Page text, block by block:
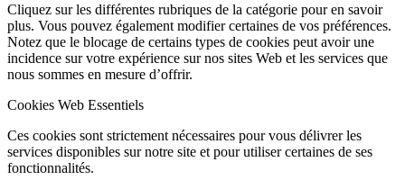
Cliquez sur les différentes rubriques de la catégorie pour en savoir
plus. Vous pouvez également modifier certaines de vos préférences.
Notez que le blocage de certains types de cookies peut avoir une
incidence sur votre expérience sur nos sites Web et les services que
nous sommes en mesure d’offrir.
Cookies Web Essentiels
Ces cookies sont strictement nécessaires pour vous délivrer les
services disponibles sur notre site et pour utiliser certaines de ses
fonctionnalités.